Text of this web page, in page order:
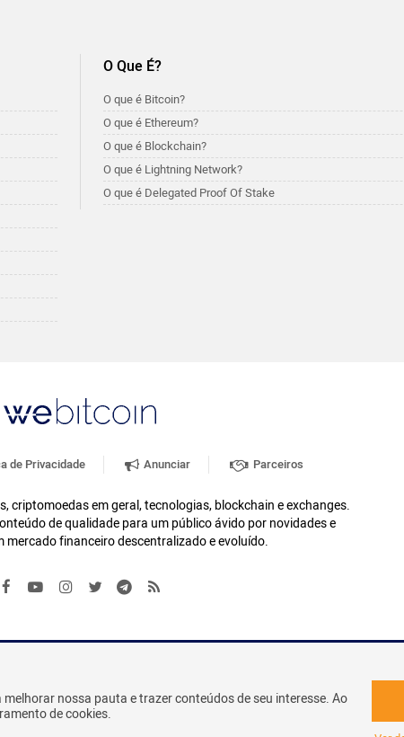
O Que É?
O que é Bitcoin?
O que é Ethereum?
O que é Blockchain?
O que é Lightning Network?
O que é Delegated Proof Of Stake
de Privacidade Anunciar Parceiros
criptomoedas em geral, tecnologias, blockchain e exchanges.
de qualidade para um público ávido por novidades e
mercado financeiro descentralizado e evoluído.
nossa pauta e trazer conteúdos de seu interesse. Ao
de cookies.